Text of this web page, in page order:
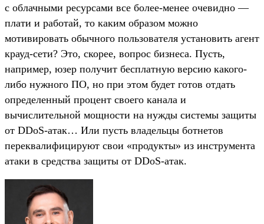
с облачными ресурсами все более-менее очевидно —
плати и работай, то каким образом можно
мотивировать обычного пользователя установить агент
крауд-сети? Это, скорее, вопрос бизнеса. Пусть,
например, юзер получит бесплатную версию какого-
либо нужного ПО, но при этом будет готов отдать
определенный процент своего канала и
вычислительной мощности на нужды системы защиты
от DDoS-атак… Или пусть владельцы ботнетов
переквалифицируют свои «продукты» из инструмента
атаки в средства защиты от DDoS-атак.